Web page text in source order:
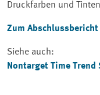
Druckfarben und
Zum Abschlussbericht
Siehe auch:
Nontarget Time